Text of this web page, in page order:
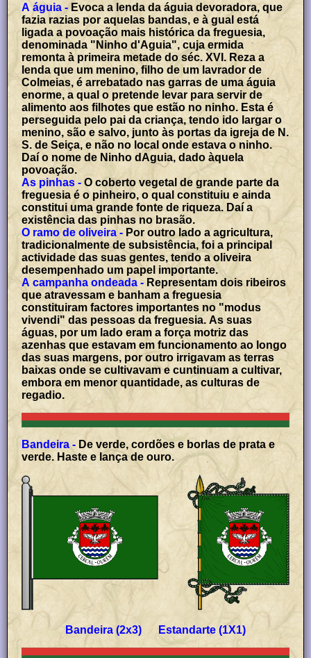
A águia -Evoca a lenda da águia devoradora, que
fazia razias por aquelas bandas, e à gual está
ligada a povoação mais histórica da freguesia,
denominada "Ninho d'Aguia", cuja ermida
remonta à primeira metade do séc. XVI. Reza a
lenda que um menino, filho de um lavrador de
Colmeias, é arrebatado nas garras de uma águia
enorme, a qual o pretende levar para servir de
alimento aos filhotes que estão no ninho. Esta é
perseguida pelo pai da criança, tendo ido largar o
menino, são e salvo, junto às portas da igreja de N.
S. de Seiça, e não no local onde estava o ninho.
Daí o nome de Ninho dAguia, dado àquela
povoação.
As pinhas - O coberto vegetal de grande parte da
freguesia é o pinheiro, o qual constituiu e ainda
constitui uma grande fonte de riqueza. Daí a
existência das pinhas no brasão.
O ramo de oliveira - Por outro lado a agricultura,
tradicionalmente de subsistência, foi a principal
actividade das suas gentes, tendo a oliveira
desempenhado um papel importante.
A campanha ondeada - Representam dois ribeiros
que atravessam e banham a freguesia
constituiram factores importantes no "modus
vivendi" das pessoas da freguesia. As suas
águas, por um lado eram a força motriz das
azenhas que estavam em funcionamento ao longo
das suas margens, por outro irrigavam as terras
baixas onde se cultivavam e cuntinuam a cultivar,
embora em menor quantidade, as culturas de
regadio.
Bandeira - De verde, cordões e borlas de prata e
verde. Haste e lança de ouro.
Bandeira (2x3) Estandarte (1X1)